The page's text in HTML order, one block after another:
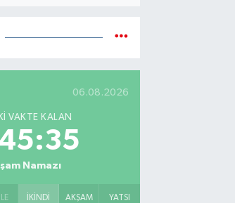
06.08.2026
VAKTE KALAN
Namazı
İKINDI AKŞAM YATSI